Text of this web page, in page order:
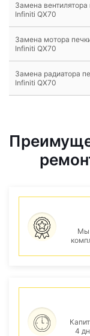
Замена вентилятора
Infiniti QX70
Замена мотора
Infiniti QX70
Замена радиатора
Infiniti QX70
Мы
4